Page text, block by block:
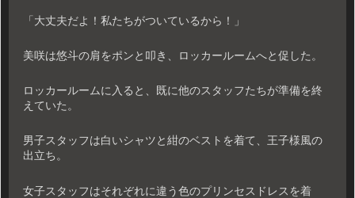
「大丈夫だよ！私たちがついているから！」
美咲は悠斗の肩をポンと叩き、ロッカールームへと促した。
ロッカールームに入ると、既に他のスタッフたちが準備を終
えていた。
男子スタッフは白いシャツと紺のベストを着て、王子様風の
出立ち。
女子スタッフはそれぞれに違う色のプリンセスドレスを着